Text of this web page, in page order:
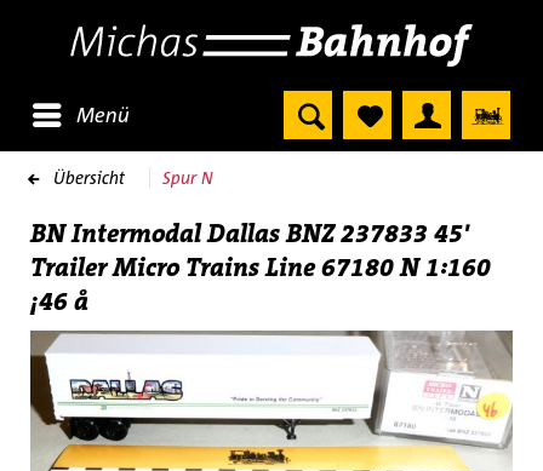
Menü
Übersicht Spur N
BN Intermodal Dallas BNZ 237833 45'
Trailer Micro Trains Line 67180 N 1:160
¡46 å